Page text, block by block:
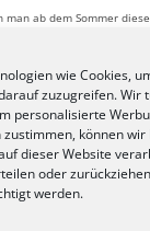
wie Cookies,
zuzugreifen. Wir
personalisierte
können
dieser Website
oder
werden.